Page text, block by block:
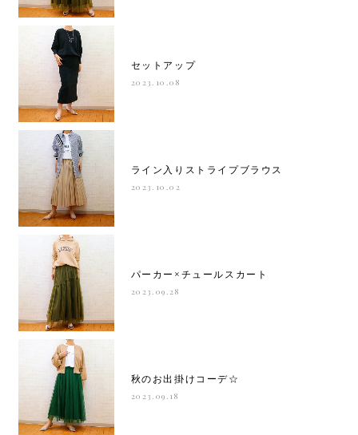
セットアップ
2023.10.08
ライン入りストライプブラウス
2023.10.02
パーカー×チュールスカート
2023.09.28
秋のお出掛けコーデ☆
2023.09.18